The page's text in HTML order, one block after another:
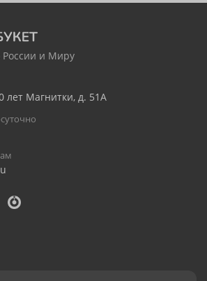
России и Миру
лет Магнитки, д. 51А